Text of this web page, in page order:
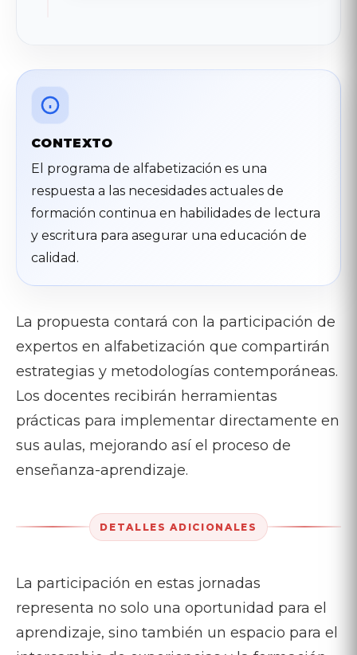
CONTEXTO
El programa de alfabetización es una
respuesta a las necesidades actuales de
formación continua en habilidades de lectura
y escritura para asegurar una educación de
calidad.
La propuesta contará con la participación de
expertos en alfabetización que compartirán
estrategias y metodologías contemporáneas.
Los docentes recibirán herramientas
prácticas para implementar directamente en
sus aulas, mejorando así el proceso de
enseñanza-aprendizaje.
DETALLES ADICIONALES
La participación en estas jornadas
representa no solo una oportunidad para el
aprendizaje, sino también un espacio para el